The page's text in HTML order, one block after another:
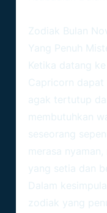
Zodiak Bulan
Yang Penuh
Ketika datang
Capricorn
agak tertutup
membutuhkan
seseorang
merasa
yang setia dan
Dalam
zodiak yang